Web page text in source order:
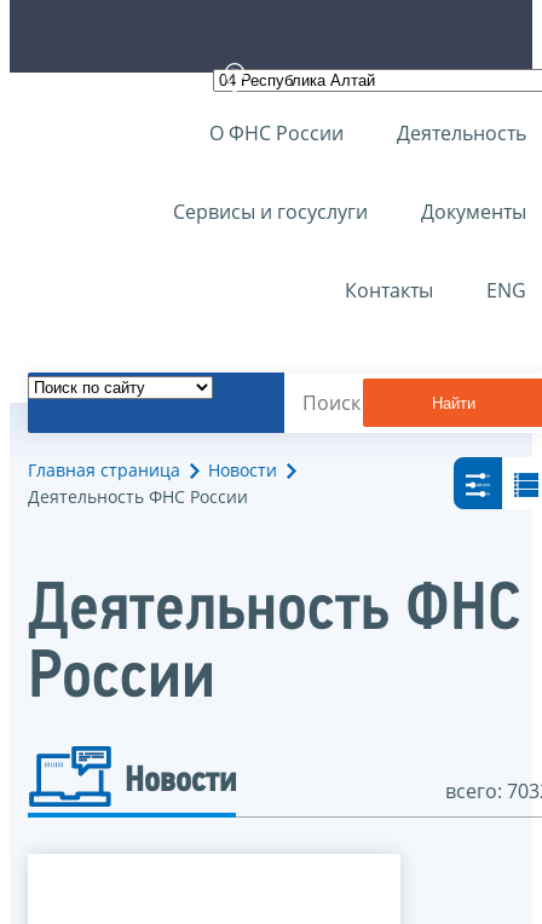
О ФНС России Деятельность
Сервисы и госуслуги Документы
Контакты ENG
Найти
Главная страница
Новости
Деятельность ФНС России
Деятельность ФНС
России
Новости всего: